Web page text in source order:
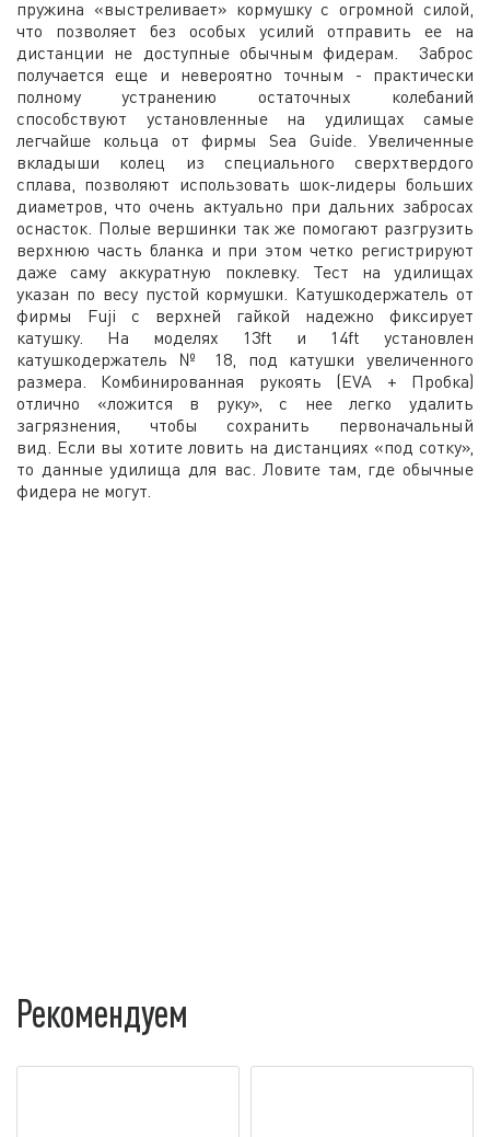
пружина «выстреливает» кормушку с огромной силой,
что позволяет без особых усилий отправить ее на
дистанции не доступные обычным фидерам. Заброс
получается еще и невероятно точным - практически
полному устранению остаточных колебаний
способствуют установленные на удилищах самые
легчайше кольца от фирмы Sea Guide. Увеличенные
вкладыши колец из специального сверхтвердого
сплава, позволяют использовать шок-лидеры больших
диаметров, что очень актуально при дальних забросах
оснасток. Полые вершинки так же помогают разгрузить
верхнюю часть бланка и при этом четко регистрируют
даже саму аккуратную поклевку. Тест на удилищах
указан по весу пустой кормушки. Катушкодержатель от
фирмы Fuji с верхней гайкой надежно фиксирует
катушку. На моделях 13ft и 14ft установлен
катушкодержатель № 18, под катушки увеличенного
размера. Комбинированная рукоять (EVA + Пробка)
отлично «ложится в руку», с нее легко удалить
загрязнения, чтобы сохранить первоначальный
вид. Если вы хотите ловить на дистанциях «под сотку»,
то данные удилища для вас. Ловите там, где обычные
фидера не могут.
Рекомендуем